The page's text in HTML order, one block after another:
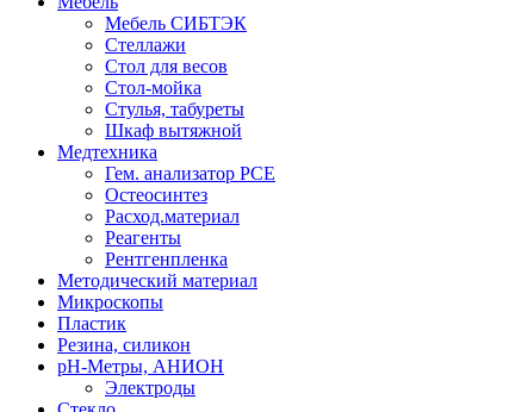
Мебель СИБТЭК
Стеллажи
Стол для весов
Стол-мойка
Стулья, табуреты
Шкаф вытяжной
Медтехника
Гем. анализатор РСЕ
Остеосинтез
Расход.материал
Реагенты
Рентгенпленка
Методический материал
Микроскопы
Пластик
Резина, силикон
рН-Метры, АНИОН
Электроды